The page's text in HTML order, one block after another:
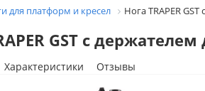
для платформ и кресел Нога TRAPER
GST с
Характеристики
Отзывы